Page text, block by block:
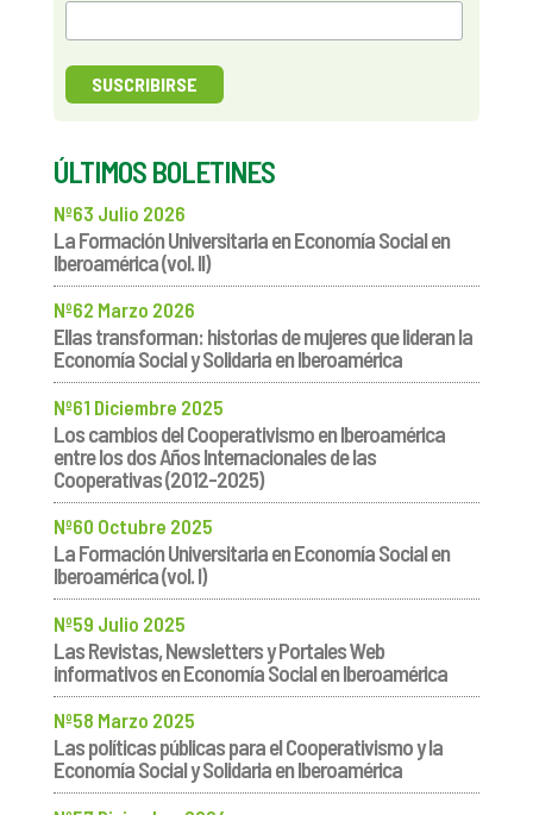
ÚLTIMOS BOLETINES
Nº63 Julio 2026
La Formación Universitaria en Economía Social en
Iberoamérica (vol. II)
Nº62 Marzo 2026
Ellas transforman: historias de mujeres que lideran la
Economía Social y Solidaria en Iberoamérica
Nº61 Diciembre 2025
Los cambios del Cooperativismo en Iberoamérica
entre los dos Años Internacionales de las
Cooperativas (2012-2025)
Nº60 Octubre 2025
La Formación Universitaria en Economía Social en
Iberoamérica (vol. I)
Nº59 Julio 2025
Las Revistas, Newsletters y Portales Web
informativos en Economía Social en Iberoamérica
Nº58 Marzo 2025
Las políticas públicas para el Cooperativismo y la
Economía Social y Solidaria en Iberoamérica